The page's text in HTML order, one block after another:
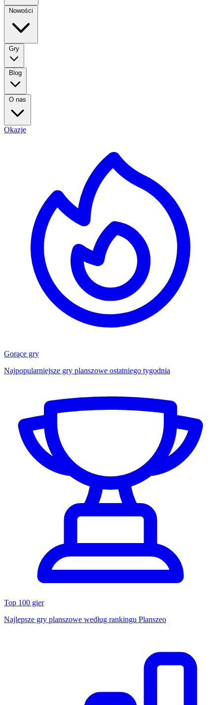
Nowości
Gry
Blog
O nas
Okazje
Gorące gry
Najpopularniejsze gry planszowe ostatniego tygodnia
Top 100 gier
Najlepsze gry planszowe według rankingu Planszeo